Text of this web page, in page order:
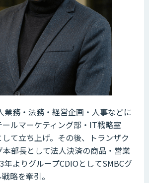
業務・法務・経営企画・人事などに
ルマーケティング部・IT戦略室
して立ち上げ。その後、トランザク
部長として法人決済の商品・営業
よりグループCDIOとしてSMBCグ
略を牽引。